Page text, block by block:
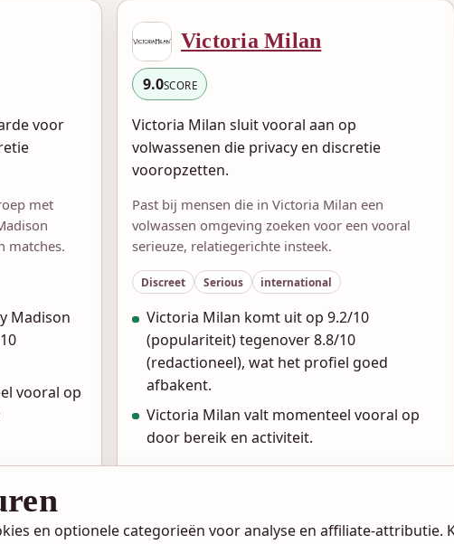
voor
met
matches.
Madison
vooral op
Victoria Milan
9.0SCORE
Victoria Milan sluit vooral aan op
volwassenen die privacy en discretie
vooropzetten.
Past bij mensen die in Victoria Milan een
volwassen omgeving zoeken voor een vooral
serieuze, relatiegerichte insteek.
Discreet Serious international
Victoria Milan komt uit op 9.2/10
(populariteit) tegenover 8.8/10
(redactioneel), wat het profiel goed
afbakent.
Victoria Milan valt momenteel vooral op
door bereik en activiteit.
Bekijk review
en optionele categorieën voor analyse en affiliate-attributie.